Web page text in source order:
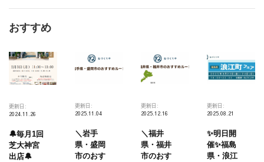
業
日
おすすめ
更新日:
2024.11.26
🔔毎月1回
芝大神宮
出店🔔
更新日:
2025.11.04
＼岩手
県・盛岡
市のおす
更新日:
2025.12.16
＼福井
県・福井
市のおす
更新日:
2025.08.21
✨明日開
催✨福島
県・浪江